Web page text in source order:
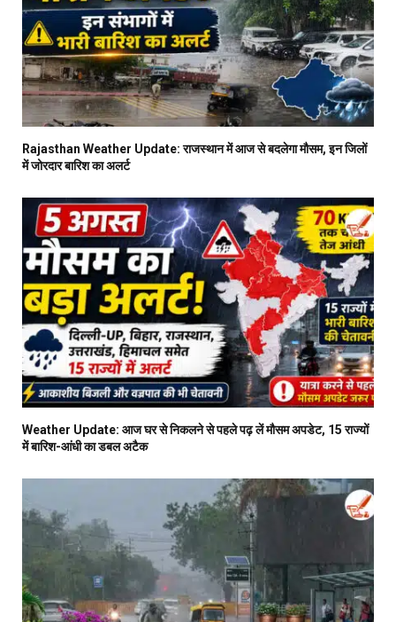
Rajasthan Weather Update: राजस्थान में आज से बदलेगा मौसम, इन जिलों
में जोरदार बारिश का अलर्ट
Weather Update: आज घर से निकलने से पहले पढ़ लें मौसम अपडेट, 15 राज्यों
में बारिश-आंधी का डबल अटैक